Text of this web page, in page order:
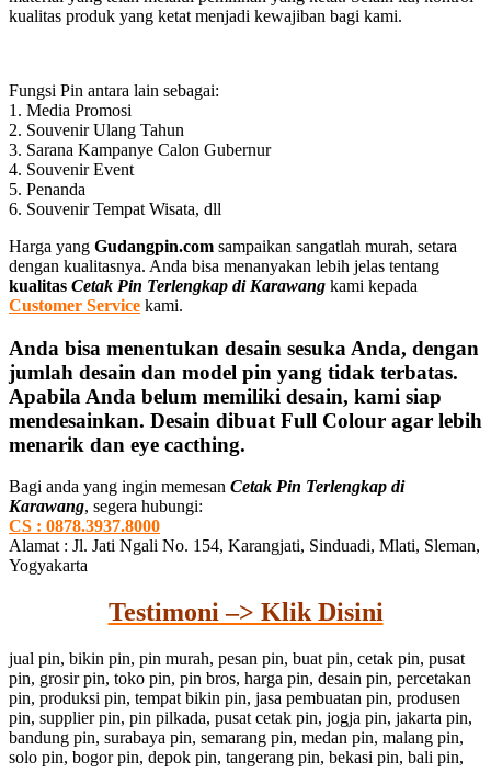
kualitas produk yang ketat menjadi kewajiban bagi kami.
Fungsi Pin antara lain sebagai:
1. Media Promosi
2. Souvenir Ulang Tahun
3. Sarana Kampanye Calon Gubernur
4. Souvenir Event
5. Penanda
6. Souvenir Tempat Wisata, dll
Harga yang Gudangpin.com sampaikan sangatlah murah, setara
dengan kualitasnya. Anda bisa menanyakan lebih jelas tentang
kualitas Cetak Pin Terlengkap di Karawang kami kepada
Customer Service kami.
Anda bisa menentukan desain sesuka Anda, dengan
jumlah desain dan model pin yang tidak terbatas.
Apabila Anda belum memiliki desain, kami siap
mendesainkan. Desain dibuat Full Colour agar lebih
menarik dan eye cacthing.
Bagi anda yang ingin memesan Cetak Pin Terlengkap di
Karawang, segera hubungi:
CS : 0878.3937.8000
Alamat : Jl. Jati Ngali No. 154, Karangjati, Sinduadi, Mlati, Sleman,
Yogyakarta
Testimoni –> Klik Disini
jual pin, bikin pin, pin murah, pesan pin, buat pin, cetak pin, pusat
pin, grosir pin, toko pin, pin bros, harga pin, desain pin, percetakan
pin, produksi pin, tempat bikin pin, jasa pembuatan pin, produsen
pin, supplier pin, pin pilkada, pusat cetak pin, jogja pin, jakarta pin,
bandung pin, surabaya pin, semarang pin, medan pin, malang pin,
solo pin, bogor pin, depok pin, tangerang pin, bekasi pin, bali pin,